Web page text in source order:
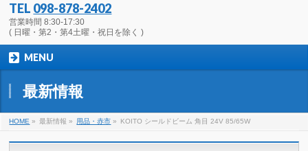
TEL 098-878-2402
営業時間 8:30-17:30
( 日曜・第2・第4土曜・祝日を除く )
MENU
最新情報
HOME » 最新情報 » 用品・赤市 » KOITO シールドビーム 角目 24V 85/65W